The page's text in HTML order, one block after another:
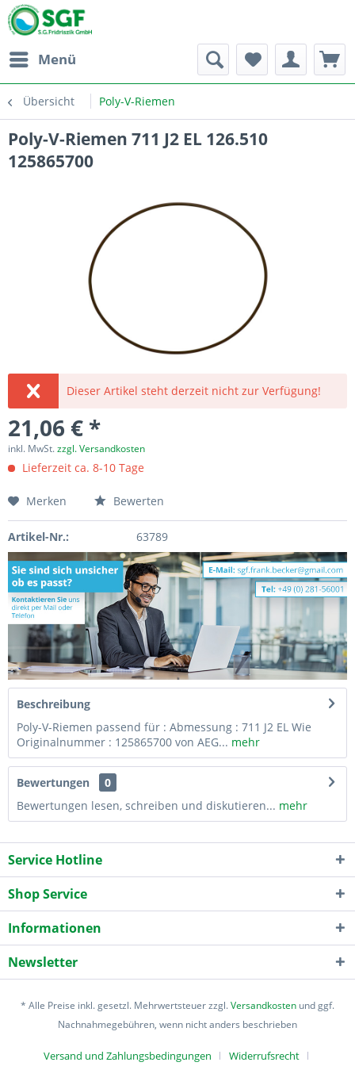
Menü
Übersicht Poly-V-Riemen
Poly-V-Riemen 711 J2 EL 126.510
125865700
Dieser Artikel steht derzeit nicht zur Verfügung!
21,06 € *
inkl. MwSt.zzgl. Versandkosten
Lieferzeit ca. 8-10 Tage
Merken Bewerten
Artikel-Nr.: 63789
Beschreibung
Poly-V-Riemen passend für : Abmessung : 711 J2 EL Wie
Originalnummer : 125865700 von AEG... mehr
Bewertungen
0
Bewertungen lesen, schreiben und diskutieren... mehr
Service Hotline
Shop Service
Informationen
Newsletter
* Alle Preise inkl. gesetzl. Mehrwertsteuer zzgl.Versandkosten und ggf.
Nachnahmegebühren, wenn nicht anders beschrieben
Versand und Zahlungsbedingungen Widerrufsrecht